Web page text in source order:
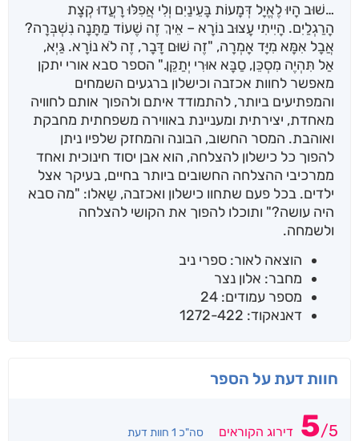
…שׁוּב הָיוּ לֶאֱיָל דְּמָעוֹת בָּעֵינַיִם וְלִי אֲפִלּוּ רָעֲדוּ קְצָת
הָרַגְלַיִם. הָיִיתִי עָצוּב נוֹרָא – אֵיךְ זֶה שֶׁעוֹד מַתָּנָה נִשְׁבְּרָה?
אֲבָל אִמָּא מִיָּד אָמְרָה, "זֶה שׁוּם דָּבָר, זֶה לֹא נוֹרָא. גַּיְא,
אַל תִּהְיֶה מִסְכֵּן, סַבָּא אוּרִי יְתַקֵּן." הספר סבא אורי יתקן
מאפשר לחוות אכזבה וכישלון ברגעים השמחים
והמפתיעים ביותר, להתמודד איתם ולהפוך אותם לחוויה
מאחדת, יצירתית ומעניינת באווירה משפחתית מחבקת
ואוהבת. המסר החשוב, הבונה והמחזק שלפיו ניתן
להפוך כל כישלון להצלחה, הוא אבן יסוד חינוכית ואחד
ממרכיבי ההצלחה החשובים ביותר בחיים, בעיקר אצל
ילדים. בכל פעם שתחוו כישלון ואכזבה, שַאלו: "מה סבא
היה עושה?" ותוכלו להפוך את הקושי להצלחה
ולשמחה.
הוצאה לאור: ספרי ניב
מחבר: אלון נצר
מספר עמודים: 24
דאנאקוד: 1272-422
חוות דעת על הספר
5/5 דירוג הקוראים סה"כ 1 חוות דעת